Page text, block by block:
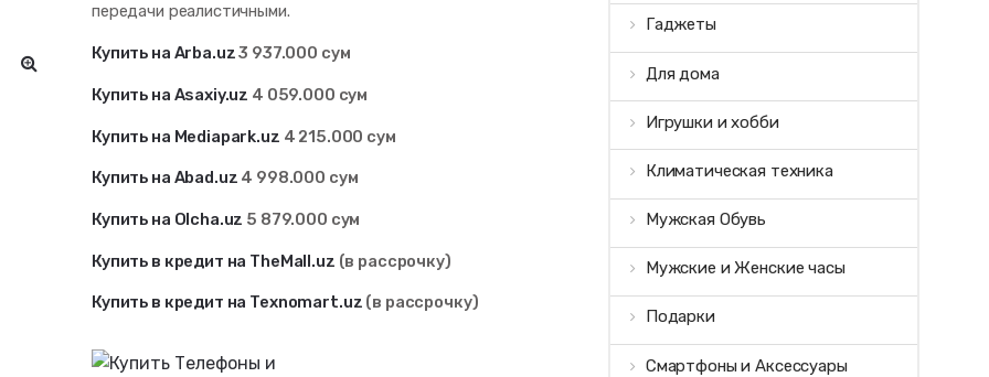
передачи реалистичными.
Купить на Arba.uz3 937.000 сум
Купить на Asaxiy.uz 4 059.000 сум
Купить на Mediapark.uz 4 215.000 сум
Купить на Abad.uz 4 998.000 сум
Купить на Olcha.uz 5 879.000 сум
Купить в кредит на TheMall.uz (в рассрочку)
Купить в кредит на Texnomart.uz (в рассрочку)
Гаджеты
Для дома
Игрушки и хобби
Климатическая техника
Мужская Обувь
Мужские и Женские часы
Подарки
Смартфоны и Аксессуары